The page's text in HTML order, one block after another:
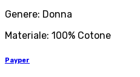
Genere: Donna
Materiale: 100% Cotone
Payper